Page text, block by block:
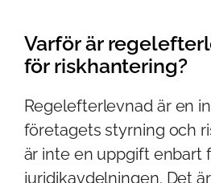
Varför är
för riskhantering?
Regelefterlevnad är en
företagets styrning och
är inte en uppgift enbart
juridikavdelningen. Det